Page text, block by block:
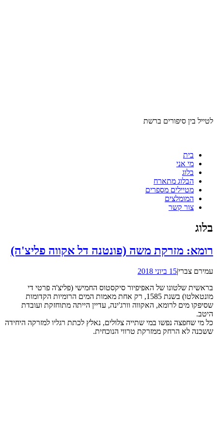
לטייל בין סיפורים ברשת
בית
מי אני
בלוג
הבלוג מתארח
מטיילים מספרים
המומלצים
צור קשר
בלוג
רומא: מזרקת משה (פונטנה דל אקווה פליצ'ה)
עמירם צברי|15 ביוני 2018
בראשית שלטונו של האפיפיור סיקסטוס החמישי (פליצ'ה פרטי די
מונטאלטו) בשנת 1585, רק אחת מאמות המים הרומיות הקדומות
שסיפקו מים לרומא, האקווה וורג'ינה, עדיין הייתה מתוחזקת ועובדת
היטב.
כל מי שחפצה נפשו במי שתייה צלולים, נאלץ לכתת רגליו למזרקה היחידה
ששכנה לא הרחק ממזרקת טרווי הנוכחית.